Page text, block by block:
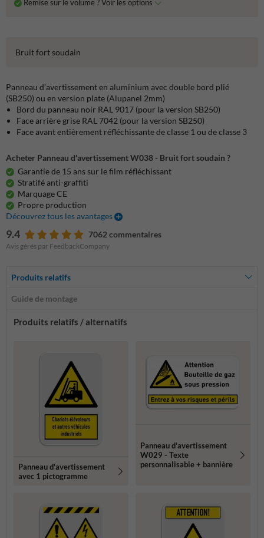
Remise sur le volume ? Voir les options
Bruit fort soudain
Panneau d'avertissement en aluminium avec double bord plié
(SB250) ou en version plate (Alupanel 2mm)
Bord du panneau noir RAL 9017 (pour la version SB250)
Face arrière grise RAL 7042 (pour la version SB250)
Face avant entièrement réfléchissante de classe 1 ou de classe 3
Acheter Panneau d'avertissement W038 - Bruit fort soudain ?
Garantie de 15 ans sur le film réfléchissant
Stratifé anti-graffiti
Marquage CE
Propre production
Découvrez tous les avantages
9.4 7062 commentaires
Avis gérés par FeedbackCompany
Produits relatifs
Guide de montage
Produits relatifs / alternatifs
Panneau d'avertissement
avec 1 pictogramme
Panneau d'avertissement
W029 - Texte
personnalisable + bannière